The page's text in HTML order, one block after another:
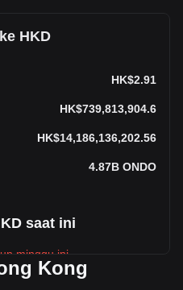
HKD
HK$2.91
HK$739,813,904.6
HK$14,186,136,202.56
4.87B ONDO
saat ini
minggu ini.
HK$2.91 per ONDO,
Kong